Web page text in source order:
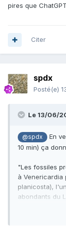
pires que
Citer
spdx
Posté(e)
Le 13/06/
@spdx
En
10 min) ça
"Les fossiles
à Venericardia
planicosta),
abondants du